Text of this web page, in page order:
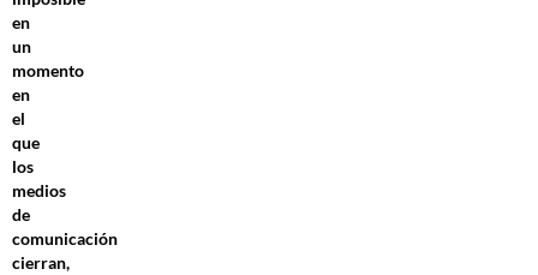
en
un
momento
en
el
que
los
medios
de
comunicación
cierran,